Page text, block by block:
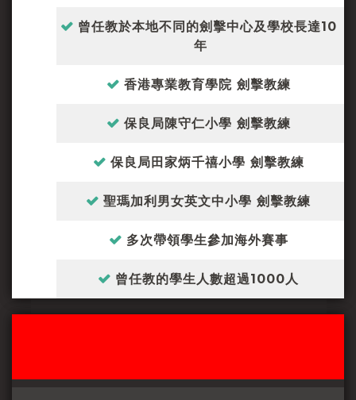
曾任教於本地不同的劍擊中心及學校長達10
年
香港專業教育學院 劍擊教練
保良局陳守仁小學 劍擊教練
保良局田家炳千禧小學 劍擊教練
聖瑪加利男女英文中小學 劍擊教練
多次帶領學生參加海外賽事
曾任教的學生人數超過1000人